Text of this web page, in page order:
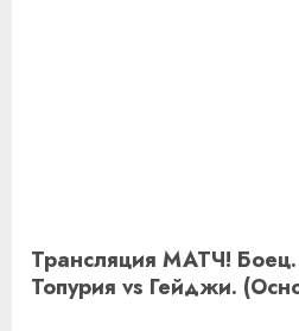
Трансляция МАТЧ!
Топурия vs Гейджи.